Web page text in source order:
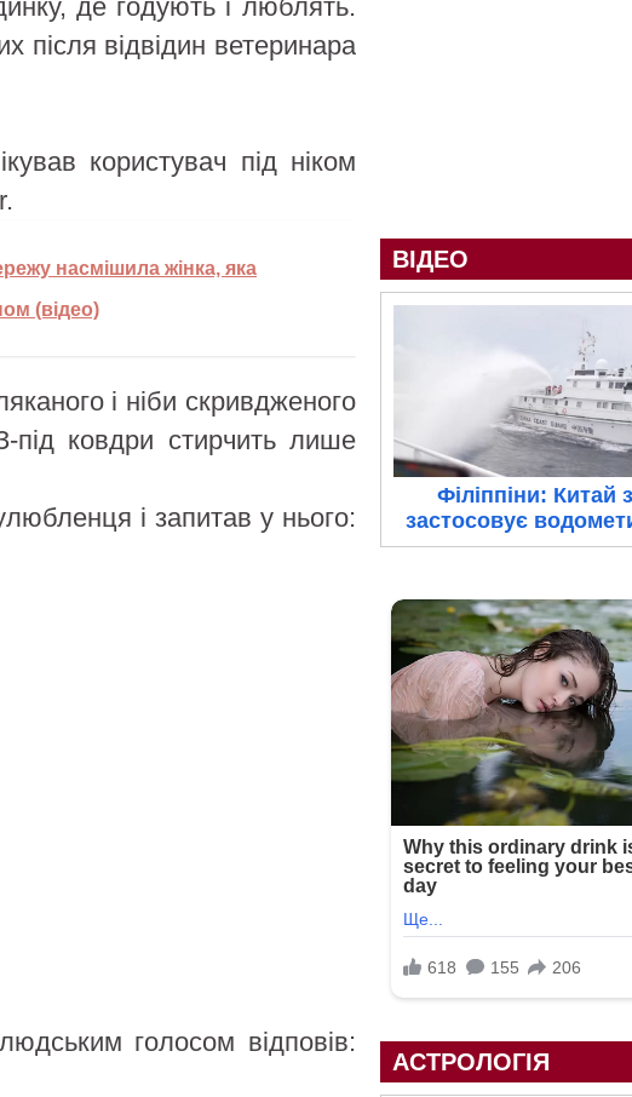
де годують і люблять.
після відвідин ветеринара
користувач під ніком
насмішила жінка, яка
(відео)
і ніби скривдженого
під ковдри стирчить лише
і запитав у нього:
голосом відповів:
ВІДЕО
Філіппіни: Китай
застосовує
АСТРОЛОГІЯ